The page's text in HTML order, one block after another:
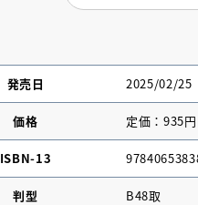
発売日 2025/02/25
価格 定価：935円
ISBN-13
判型 B48取